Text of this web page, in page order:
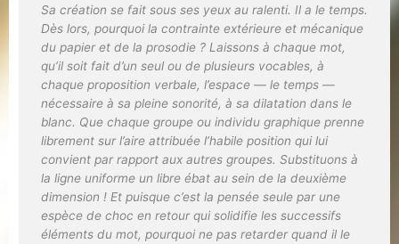
Sa création se fait sous ses yeux au ralenti. Il a le temps.
Dès lors, pourquoi la contrainte extérieure et mécanique
du papier et de la prosodie ? Laissons à chaque mot,
qu’il soit fait d’un seul ou de plusieurs vocables, à
chaque proposition verbale, l’espace — le temps —
nécessaire à sa pleine sonorité, à sa dilatation dans le
blanc. Que chaque groupe ou individu graphique prenne
librement sur l’aire attribuée l’habile position qui lui
convient par rapport aux autres groupes. Substituons à
la ligne uniforme un libre ébat au sein de la deuxième
dimension ! Et puisque c’est la pensée seule par une
espèce de choc en retour qui solidifie les successifs
éléments du mot, pourquoi ne pas retarder quand il le